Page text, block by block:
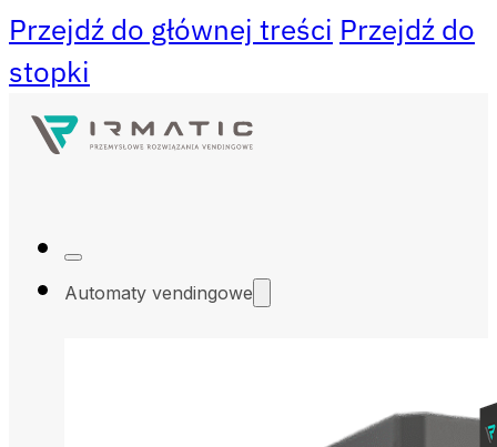
Przejdź do głównej treści Przejdź do
stopki
Automaty vendingowe